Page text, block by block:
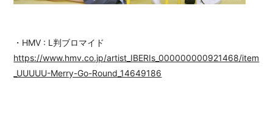
・HMV : L判ブロマイド
https://www.hmv.co.jp/artist_IBERIs_000000000921468/item
_UUUUU-Merry-Go-Round_14649186